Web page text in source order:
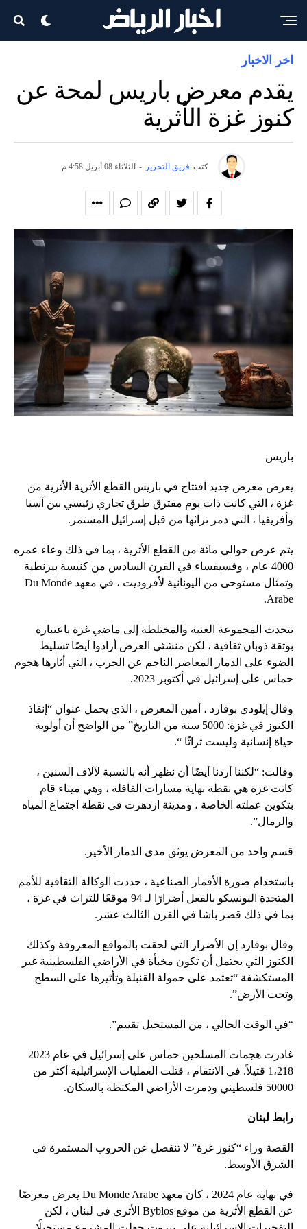
اخر الاخبار
يقدم معرض باريس لمحة عن
كنوز غزة الأثرية
كتب فريق التحرير - الثلاثاء 08 أبريل 4:58 م
باريس
يعرض معرض جديد افتتاح في باريس القطع الأثرية الأثرية من
غزة ، التي كانت ذات يوم مفترق طرق تجاري رئيسي بين آسيا
وأفريقيا ، التي دمر تراثها من قبل إسرائيل المستمر.
يتم عرض حوالي مائة من القطع الأثرية ، بما في ذلك وعاء عمره
4000 عام ، وفسيفساء في القرن السادس من كنيسة بيزنطية
وتمثال مستوحى من اليونانية لأفروديت ، في معهد Du Monde
Arabe.
تتحدث المجموعة الغنية والمختلطة إلى ماضي غزة باعتباره
بوتقة ذوبان ثقافية ، لكن منشئي العرض أرادوا أيضًا تسليط
الضوء على الدمار المعاصر الناجم عن الحرب ، التي أثارها هجوم
حماس على إسرائيل في أكتوبر 2023.
وقال إيلودي بوفارد ، أمين المعرض ، الذي يحمل عنوان “إنقاذ
الكنوز في غزة: 5000 سنة من التاريخ” من الواضح أن أولوية
حياة إنسانية وليست تراثًا “.
وقالت: “لكننا أردنا أيضًا أن نظهر أنه بالنسبة لآلاف السنين ،
كانت غزة هي نقطة نهاية مسارات القافلة ، وهي ميناء قام
بتكوين عملته الخاصة ، ومدينة ازدهرت في نقطة اجتماع المياه
والرمال”.
قسم واحد من المعرض يوثق مدى الدمار الأخير.
باستخدام صورة الأقمار الصناعية ، حددت الوكالة الثقافية للأمم
المتحدة اليونسكو بالفعل أضرارًا لـ 94 موقعًا للتراث في غزة ،
بما في ذلك قصر باشا في القرن الثالث عشر.
وقال بوفارد إن الأضرار التي لحقت بالمواقع المعروفة وكذلك
الكنوز التي يحتمل أن تكون مخبأة في الأراضي الفلسطينية غير
المستكشفة “تعتمد على حمولة القنبلة وتأثيرها على السطح
وتحت الأرض”.
“في الوقت الحالي ، من المستحيل تقييم”.
غادرت هجمات المسلحين حماس على إسرائيل في عام 2023
1،218 قتيلاً. في الانتقام ، قتلت العمليات الإسرائيلية أكثر من
50000 فلسطيني ودمرت الأراضي المكتظة بالسكان.
رابط لبنان
القصة وراء “كنوز غزة” لا تنفصل عن الحروب المستمرة في
الشرق الأوسط.
في نهاية عام 2024 ، كان معهد Du Monde Arabe يعرض معرضًا
عن القطع الأثرية من موقع Byblos الأثري في لبنان ، لكن